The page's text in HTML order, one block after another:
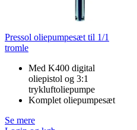
Pressol oliepumpesæt til 1/1
tromle
Med K400 digital
oliepistol og 3:1
trykluftoliepumpe
Komplet oliepumpesæt
Se mere